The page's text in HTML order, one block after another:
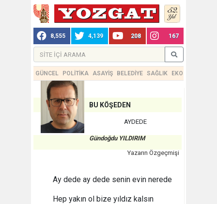
8,555 4,139 208 167
GÜNCEL POLİTİKA ASAYİŞ BELEDİYE SAĞLIK EKONOMİ
BU KÖŞEDEN
AYDEDE
Gündoğdu YILDIRIM
Yazarın Özgeçmişi
Ay dede ay dede senin evin nerede
Hep yakın ol bize yıldız kalsın